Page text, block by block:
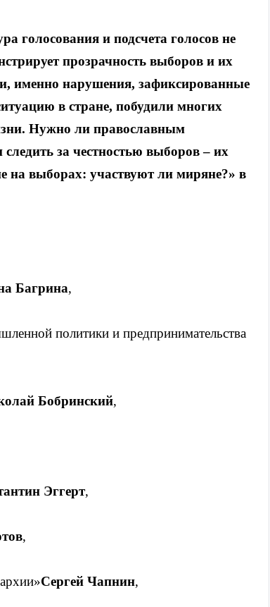
голосования и подсчета голосов не
прозрачность выборов и их
именно нарушения, зафиксированные
в стране, побудили многих
Нужно ли православным
следить за честностью выборов – их
на выборах: участвуют ли миряне?» в
Багрина,
политики и предпринимательства
Бобринский,
Эггерт,
,
Сергей Чапнин,